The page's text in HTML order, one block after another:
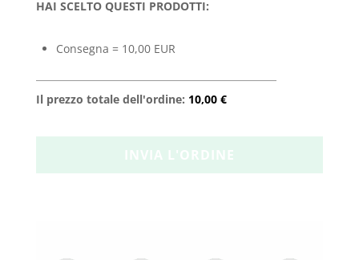
HAI SCELTO QUESTI PRODOTTI:
Consegna = 10,00 EUR
Il prezzo totale dell'ordine: 10,00 €